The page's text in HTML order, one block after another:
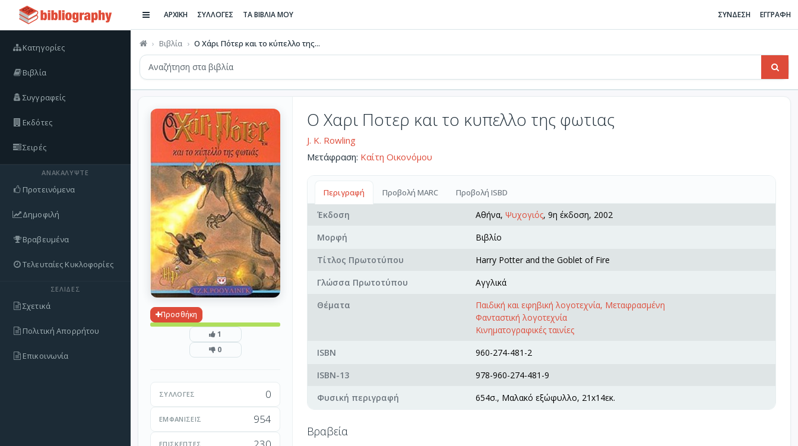
Κατηγορίες
Βιβλία
Συγγραφείς
Εκδότες
Σειρές
ΑΝΑΚΑΛΎΨΤΕ
Προτεινόμενα
Δημοφιλή
Βραβευμένα
Τελευταίες Κυκλοφορίες
ΣΕΛΊΔΕΣ
Σχετικά
Πολιτική Απορρήτου
Επικοινωνία
ΑΡΧΙΚΗ ΣΥΛΛΟΓΕΣ ΤΑ ΒΙΒΛΙΑ ΜΟΥ ΣΥΝΔΕΣΗ ΕΓΓΡΑΦΗ
Βιβλία Ο Χάρι Πότερ και το κύπελλο της...
Προσθήκη
1
0
ΣΥΛΛΟΓΈΣ 0
ΕΜΦΑΝΊΣΕΙΣ 954
ΕΠΙΣΚΈΠΤΕΣ
Ο Χαρι Ποτερ και το κυπελλο της φωτιας
J. K. Rowling
Μετάφραση: Καίτη Οικονόμου
Περιγραφή Προβολή MARC Προβολή ISBD
Έκδοση Αθήνα, Ψυχογιός, 9η έκδοση, 2002
Μορφή
Βιβλίο
Τίτλος Πρωτοτύπου
Harry Potter and the Goblet of Fire
Γλώσσα Πρωτοτύπου
Αγγλικά
Θέματα
Παιδική και εφηβική λογοτεχνία, Μεταφρασμένη
Φανταστική λογοτεχνία
Κινηματογραφικές ταινίες
ISBN
960-274-481-2
ISBN-13
978-960-274-481-9
Φυσική περιγραφή
654σ., Μαλακό εξώφυλλο, 21x14εκ.
Βραβεία